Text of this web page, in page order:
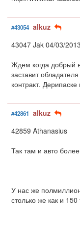
#43054 alkuz
43047 Jak 04/03/
Ждем когда добрый
заставит
контракт.
#42861 alkuz
42859 Athanasius
Так там и авто
У нас же
столько же как и